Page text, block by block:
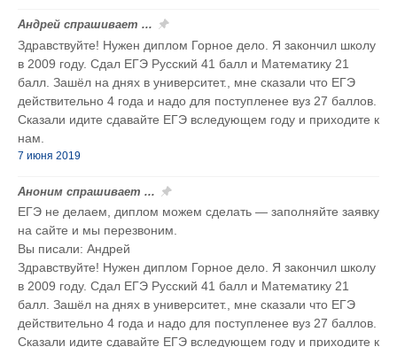
Андрей спрашивает ...
Здравствуйте! Нужен диплом Горное дело. Я закончил школу
в 2009 году. Сдал ЕГЭ Русский 41 балл и Математику 21
балл. Зашёл на днях в университет., мне сказали что ЕГЭ
действительно 4 года и надо для поступленее вуз 27 баллов.
Сказали идите сдавайте ЕГЭ вследующем году и приходите к
нам.
7 июня 2019
Аноним спрашивает ...
ЕГЭ не делаем, диплом можем сделать — заполняйте заявку
на сайте и мы перезвоним.
Вы писали: Андрей
Здравствуйте! Нужен диплом Горное дело. Я закончил школу
в 2009 году. Сдал ЕГЭ Русский 41 балл и Математику 21
балл. Зашёл на днях в университет., мне сказали что ЕГЭ
действительно 4 года и надо для поступленее вуз 27 баллов.
Сказали идите сдавайте ЕГЭ вследующем году и приходите к